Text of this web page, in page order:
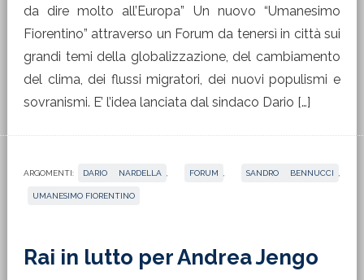
da dire molto all’Europa” Un nuovo “Umanesimo
Fiorentino” attraverso un Forum da tenersì in città sui
grandi temi della globalizzazione, del cambiamento
del clima, dei flussi migratori, dei nuovi populismi e
sovranismi. E’ l’idea lanciata dal sindaco Dario […]
ARGOMENTI: DARIO NARDELLA FORUM SANDRO BENNUCCI
UMANESIMO FIORENTINO
Rai in lutto per Andrea Jengo